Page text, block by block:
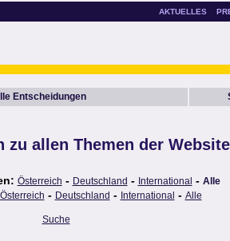
AKTUELLES
Entscheidungen
zu allen Themen der Website
Österreich - Deutschland - International - Alle
Österreich - Deutschland - International - Alle
Suche